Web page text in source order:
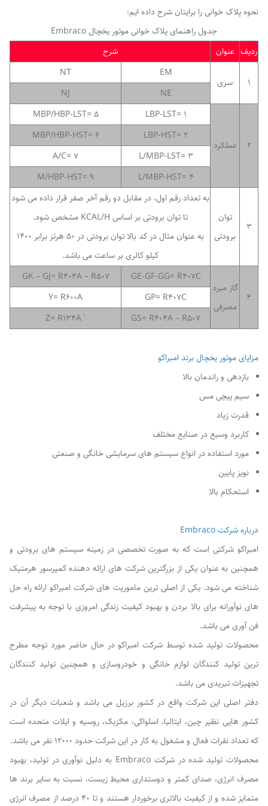
نحوه پلاک خوانی را برایتان شرح داده ایم:
جدول راهنمای پلاک خوانی موتور یخچال Embraco
ردیف عنوان شرح
1 سری
EM
NT
NE
NJ
2 عملکرد
LBP-LST= 1
5 =MBP/HBP-LST
2 =LBP-HST
6 =MBP/HBP-HST
3 =L/MBP-LST
7 =A/C
4 =L/MBP-HST
9 =M/HBP-HST
3
توان
برودتی
به تعداد رقم اول، در مقابل دو رقم آخر صفر قرار داده می شود
تا توان برودتی بر اساس KCAL/H مشخص شود.
به عنوان مثال در کد بالا توان برودتی در 50 هرتز برابر 1400
کیلو کالری بر ساعت می باشد.
4
گاز مبرد
مصرفی
GE-GF-GG= R407C
GK – GJ= R404A – R507
GP= R407C
Y= R600A
GS= R404A – R507
`Z= R134A
مزایای موتور یخچال برند امبراکو
بازدهی و راندمان بالا
سیم پیچی مس
قدرت زیاد
کاربرد وسیع در صنایع مختلف
مورد استفاده در انواع سیستم های سرمایشی خانگی و صنعتی
نویز پایین
استحکام بالا
درباره شرکت Embraco
امبراکو شرکتی است که به صورت تخصصی در زمینه سیستم های برودتی و
همچنین به عنوان یکی از بزرگترین شرکت های ارائه دهنده کمپرسور هرمتیک
شناخته می شود. یکی از اصلی ترین ماموریت های شرکت امبراکو ارائه راه حل
های نوآورانه برای بالا بردن و بهبود کیفیت زندگی امروزی با توجه به پیشرفت
فن آوری می باشد.
محصولات تولید شده توسط شرکت امبراکو در حال حاضر مورد توجه مطرح
ترین تولید کنندگان لوازم خانگی و خودروسازی و همچنین تولید کنندگان
تجهیزات تبریدی می باشد.
دفتر اصلی این شرکت واقع در کشور برزیل می باشد و شعبات دیگر آن در
کشور هایی نظیر چین، ایتالیا، اسلواکی، مکزیک، روسیه و ایلات متحده است
که تعداد نفرات فعال و مشغول به کار در این شرکت حدود 12000 نفر می باشد.
محصولات تولید شده در شرکت Embraco به دلیل نوآوری در تولید، بهبود
مصرف انرژی، صدای کمتر و دوستداری محیط زیست، نسبت به سایر برند ها
متمایز شده و از کیفیت بالاتری برخوردار هستند و تا 40 درصد از مصرف انرژی